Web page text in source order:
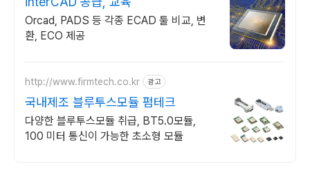
Orcad, PADS 등 각종 ECAD 툴 비교, 변
환, ECO 제공
http://www.firmtech.co.kr 광고
국내제조 블루투스모듈 펌테크
다양한 블루투스모듈 취급, BT5.0모듈,
100 미터 통신이 가능한 초소형 모듈